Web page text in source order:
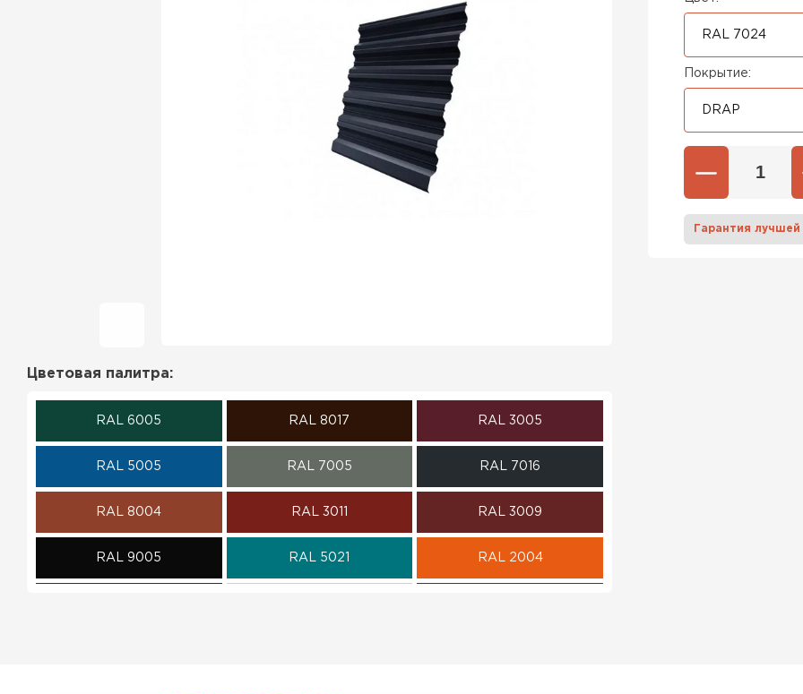
Фальцевая кровля
Гибкая черепица
Цветовая палитра:
RAL 6005 RAL 8017 RAL 3005
RAL 5005 RAL 7005 RAL 7016
RAL 8004 RAL 3011 RAL 3009
RAL 9005 RAL 5021 RAL 2004
RAL 7024
Покрытие:
DRAP
Гарантия лучшей
Профилированный лист
ПЕРЕЙТИ